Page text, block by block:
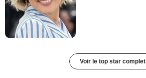
Voir le top star complet